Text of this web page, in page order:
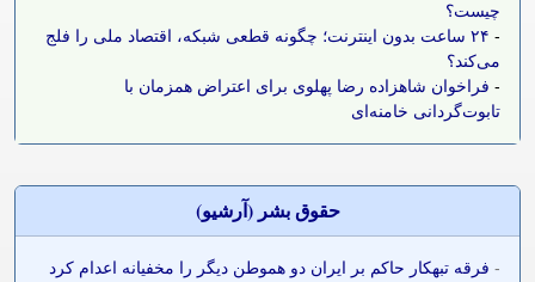
چیست؟
-
۲۴ ساعت بدون اینترنت؛ چگونه قطعی شبکه، اقتصاد ملی را فلج
می‌کند؟
- فراخوان شاهزاده رضا پهلوی برای اعتراض همزمان با
تابوت‌گردانی خامنه‌ای
حقوق بشر (آرشيو)
- فرقه تبهکار حاکم بر ایران دو هموطن دیگر را مخفیانه اعدام کرد